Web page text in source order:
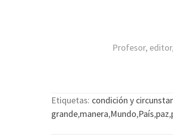
Profesor,
Etiquetas: condición y
grande,manera,Mundo,País,paz,